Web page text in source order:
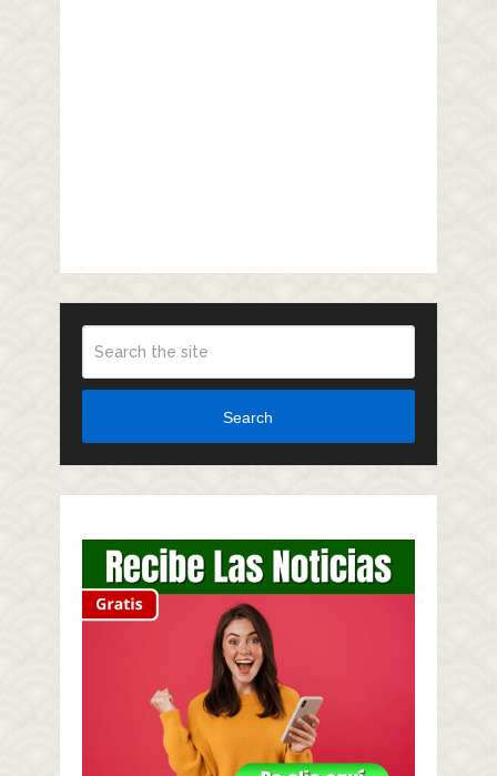
Search